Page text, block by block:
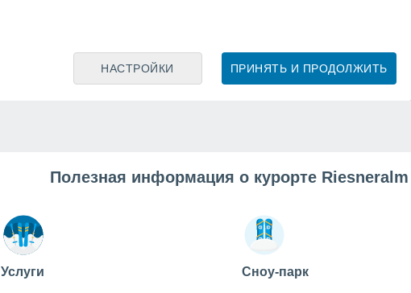
ПРИНЯТЬ И ПРОДОЛЖИТЬ
НАСТРОЙКИ
Полезная информация о курорте Riesneralm
Услуги Сноу-парк